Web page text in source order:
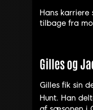
Hans
tilbage fra
Gilles og
Gilles fik sin
Hunt. Han